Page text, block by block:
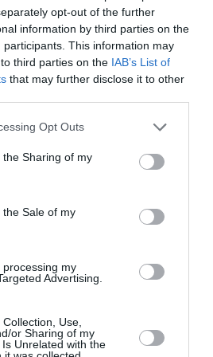
opt-out of the further
information by third parties on the
participants. This information may
third parties on the IAB’s List of
that may further disclose it to other
app uses one or more Google
usage behaviour. You may click to
Google and its third-party tags to
purposes in below Google
Opt Outs
Sharing of my
Sale of my
my
Advertising.
Use,
or Sharing of my
Unrelated with the
αντιμετωπίζει την
ως μοχλό ανάπτυξης και
τόνισε ο Νίκος Δένδιας, κατά...